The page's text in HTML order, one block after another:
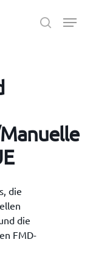
search
Menu
die
die
FMD-